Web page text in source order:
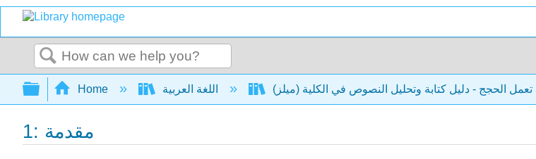
Search
Expand/collapse global hierarchy
Home
1: مقدمة